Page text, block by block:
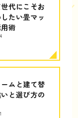
代にこそお
たい畳マッ
術
ムと建て替
と選び方の